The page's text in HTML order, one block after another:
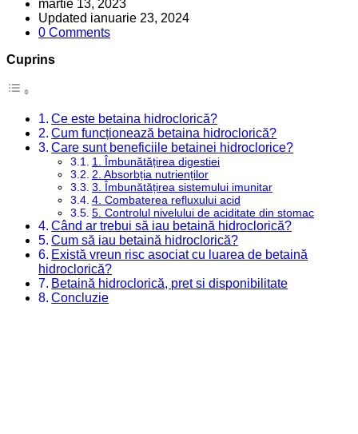
martie 13, 2023
Updated ianuarie 23, 2024
0 Comments
Cuprins
Ce este betaina hidroclorică?
Cum funcționează betaina hidroclorică?
Care sunt beneficiile betainei hidroclorice?
1. Îmbunătățirea digestiei
2. Absorbția nutrienților
3. Îmbunătățirea sistemului imunitar
4. Combaterea refluxului acid
5. Controlul nivelului de aciditate din stomac
Când ar trebui să iau betaină hidroclorică?
Cum să iau betaină hidroclorică?
Există vreun risc asociat cu luarea de betaină
hidroclorică?
Betaină hidroclorică, pret si disponibilitate
Concluzie